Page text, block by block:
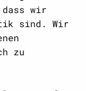
wir
sind. Wir
zu